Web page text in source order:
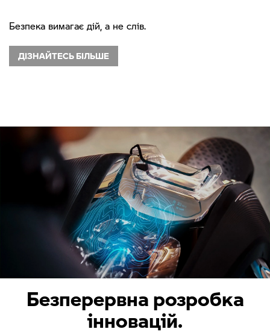
Безпека вимагає дій, а не слів.
ДІЗНАЙТЕСЬ БІЛЬШЕ
Безперервна розробка
інновацій.